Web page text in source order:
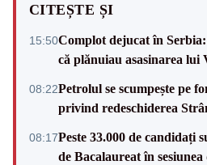
CITEȘTE ȘI
15:50Complot dejucat în
că plănuiau asasinarea lui
08:22Petrolul se scumpește pe
privind redeschiderea
08:17Peste 33.000 de candidați
de Bacalaureat în